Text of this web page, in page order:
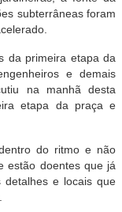
subterrâneas foram
da primeira etapa da
e demais
na manhã desta
etapa da praça e
do ritmo e não
estão doentes que já
detalhes e locais que